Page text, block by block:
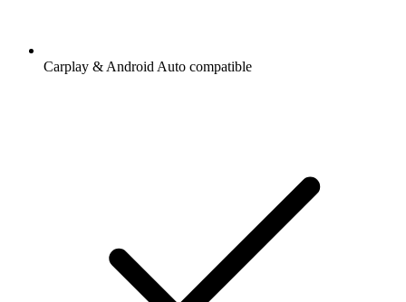
Carplay & Android Auto compatible